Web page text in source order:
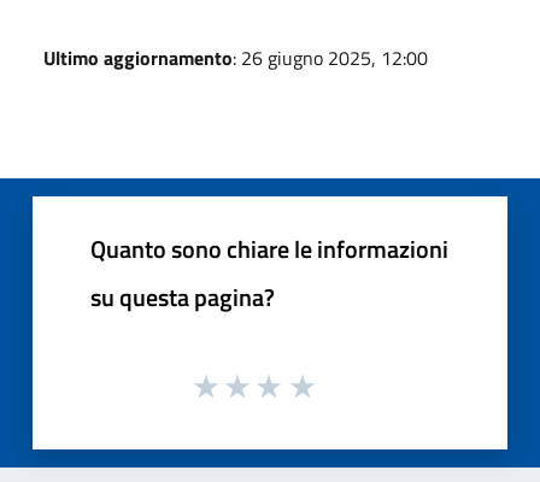
Ultimo aggiornamento: 26 giugno 2025, 12:00
Quanto sono chiare le informazioni
su questa pagina?